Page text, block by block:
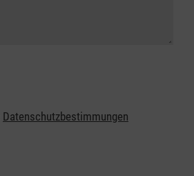
Datenschutzbestimmungen